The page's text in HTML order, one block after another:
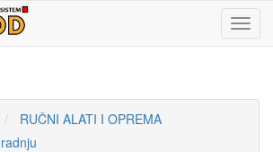
RUČNI ALATI I OPREMA